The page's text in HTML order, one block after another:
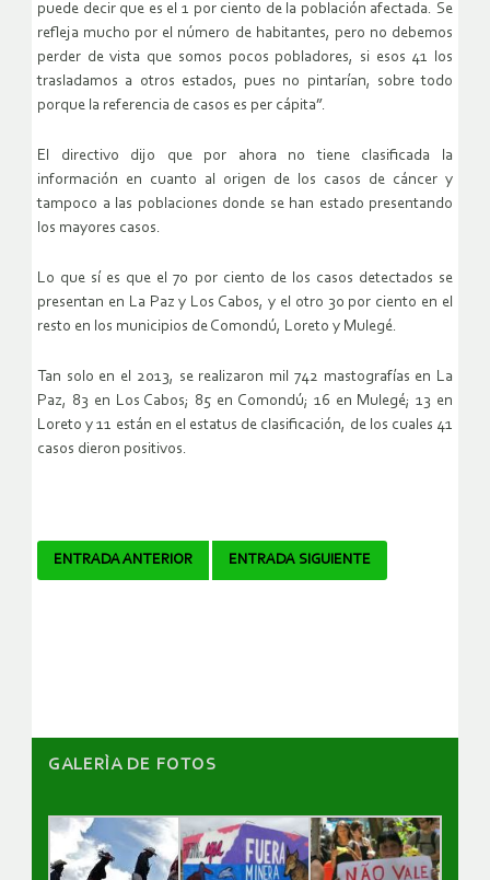
puede decir que es el 1 por ciento de la población afectada. Se
refleja mucho por el número de habitantes, pero no debemos
perder de vista que somos pocos pobladores, si esos 41 los
trasladamos a otros estados, pues no pintarían, sobre todo
porque la referencia de casos es per cápita”.
El directivo dijo que por ahora no tiene clasificada la
información en cuanto al origen de los casos de cáncer y
tampoco a las poblaciones donde se han estado presentando
los mayores casos.
Lo que sí es que el 70 por ciento de los casos detectados se
presentan en La Paz y Los Cabos, y el otro 30 por ciento en el
resto en los municipios de Comondú, Loreto y Mulegé.
Tan solo en el 2013, se realizaron mil 742 mastografías en La
Paz, 83 en Los Cabos; 85 en Comondú; 16 en Mulegé; 13 en
Loreto y 11 están en el estatus de clasificación, de los cuales 41
casos dieron positivos.
Navegador
ENTRADA ANTERIOR ENTRADA SIGUIENTE
GALERÌA DE FOTOS